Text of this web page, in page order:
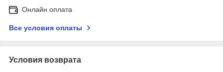
Онлайн оплата
Все условия оплаты
Условия возврата